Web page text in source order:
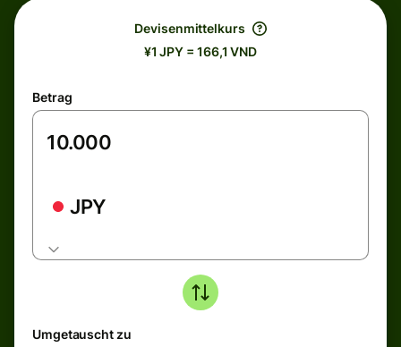
Devisenmittelkurs
¥1 JPY = 166,1 VND
Betrag
JPY
Umgetauscht zu